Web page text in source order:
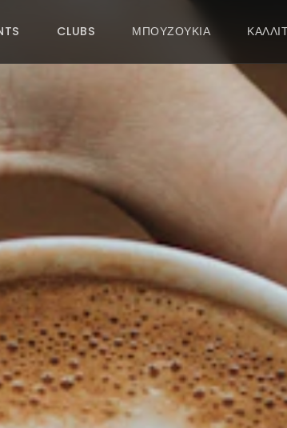
CLUBS ΜΠΟΥΖΟΥΚΙΑ